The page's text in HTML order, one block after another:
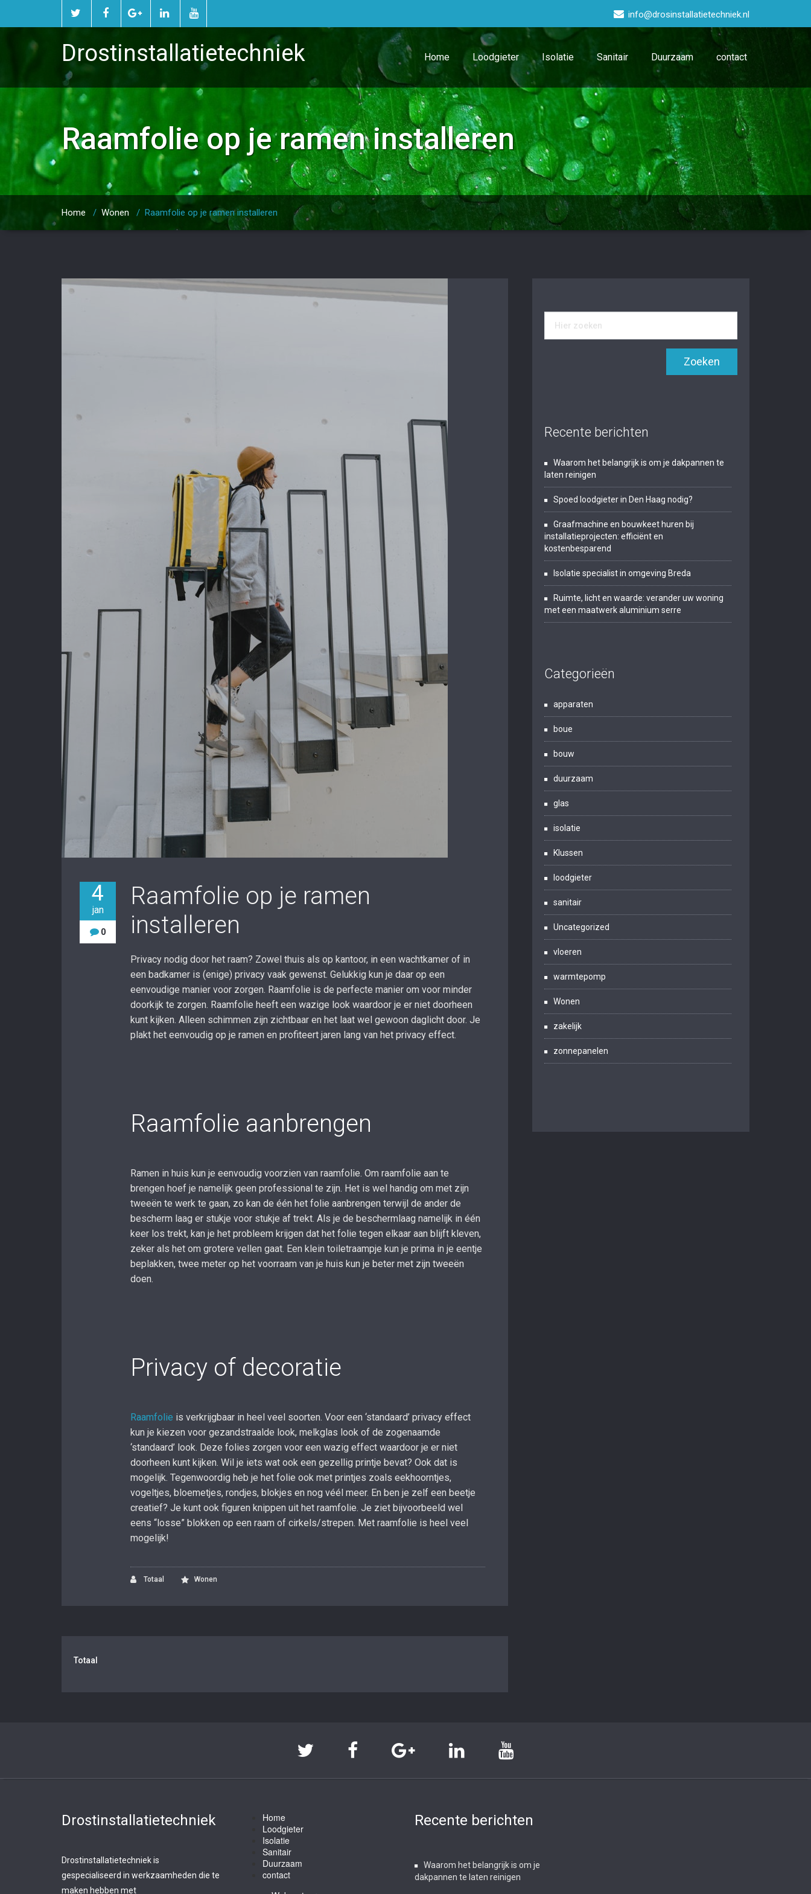
info@drosinstallatietechniek.nl
Drostinstallatietechniek Home Loodgieter Isolatie Sanitair Duurzaam contact
Raamfolie op je ramen installeren
Home / Wonen / Raamfolie op je ramen installeren
4
jan
0
Raamfolie op je ramen
installeren
Privacy nodig door het raam? Zowel thuis als op kantoor, in een wachtkamer of in
een badkamer is (enige) privacy vaak gewenst. Gelukkig kun je daar op een
eenvoudige manier voor zorgen. Raamfolie is de perfecte manier om voor minder
doorkijk te zorgen. Raamfolie heeft een wazige look waardoor je er niet doorheen
kunt kijken. Alleen schimmen zijn zichtbaar en het laat wel gewoon daglicht door. Je
plakt het eenvoudig op je ramen en profiteert jaren lang van het privacy effect.
Raamfolie aanbrengen
Ramen in huis kun je eenvoudig voorzien van raamfolie. Om raamfolie aan te
brengen hoef je namelijk geen professional te zijn. Het is wel handig om met zijn
tweeën te werk te gaan, zo kan de één het folie aanbrengen terwijl de ander de
bescherm laag er stukje voor stukje af trekt. Als je de beschermlaag namelijk in één
keer los trekt, kan je het probleem krijgen dat het folie tegen elkaar aan blijft kleven,
zeker als het om grotere vellen gaat. Een klein toiletraampje kun je prima in je eentje
beplakken, twee meter op het voorraam van je huis kun je beter met zijn tweeën
doen.
Privacy of decoratie
Raamfolie is verkrijgbaar in heel veel soorten. Voor een ‘standaard’ privacy effect
kun je kiezen voor gezandstraalde look, melkglas look of de zogenaamde
‘standaard’ look. Deze folies zorgen voor een wazig effect waardoor je er niet
doorheen kunt kijken. Wil je iets wat ook een gezellig printje bevat? Ook dat is
mogelijk. Tegenwoordig heb je het folie ook met printjes zoals eekhoorntjes,
vogeltjes, bloemetjes, rondjes, blokjes en nog véél meer. En ben je zelf een beetje
creatief? Je kunt ook figuren knippen uit het raamfolie. Je ziet bijvoorbeeld wel
eens “losse” blokken op een raam of cirkels/strepen. Met raamfolie is heel veel
mogelijk!
Totaal Wonen
Totaal
Recente berichten
Waarom het belangrijk is om je dakpannen te
laten reinigen
Spoed loodgieter in Den Haag nodig?
Graafmachine en bouwkeet huren bij
installatieprojecten: efficiënt en
kostenbesparend
Isolatie specialist in omgeving Breda
Ruimte, licht en waarde: verander uw woning
met een maatwerk aluminium serre
Categorieën
apparaten
boue
bouw
duurzaam
glas
isolatie
Klussen
loodgieter
sanitair
Uncategorized
vloeren
warmtepomp
Wonen
zakelijk
zonnepanelen
Drostinstallatietechniek
Drostinstallatietechniek is
gespecialiseerd in werkzaamheden die te
maken hebben met
Home
Loodgieter
Isolatie
Sanitair
Duurzaam
contact
Recente berichten
Waarom het belangrijk is om je
dakpannen te laten reinigen